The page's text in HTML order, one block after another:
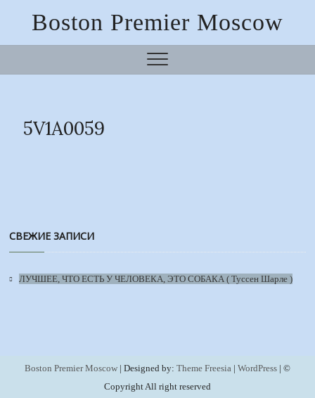
Boston Premier Moscow
5V1A0059
СВЕЖИЕ ЗАПИСИ
ЛУЧШЕЕ, ЧТО ЕСТЬ У ЧЕЛОВЕКА, ЭТО СОБАКА ( Туссен Шарле )
Boston Premier Moscow| Designed by: Theme Freesia| WordPress| ©
Copyright All right reserved